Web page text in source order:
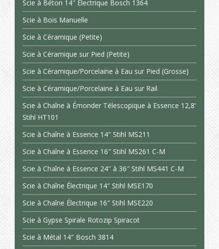
Scie à Béton 14″ Électrique Bosch 1364
Scie à Bois Manuelle
Scie à Céramique (Petite)
Scie à Céramique sur Pied (Petite)
Scie à Céramique/Porcelaine à Eau sur Pied (Grosse)
Scie à Céramique/Porcelaine à Eau sur Rail
Scie à Chaîne à Émonder Télescopique à Essence 12,8’
Stihl HT101
Scie à Chaîne à Essence 14″ Stihl MS211
Scie à Chaîne à Essence 16″ Stihl MS261 C-M
Scie à Chaîne à Essence 24″ à 36″ Stihl MS441 C-M
Scie à Chaîne Électrique 14″ Stihl MSE170
Scie à Chaîne Électrique 16″ Stihl MSE220
Scie à Gypse Spirale Rotozip Spiracot
Scie à Métal 14″ Bosch 3814